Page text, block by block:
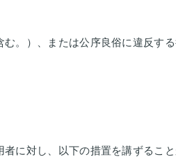
。）、または公序良俗に違反す
に対し、以下の措置を講ずること